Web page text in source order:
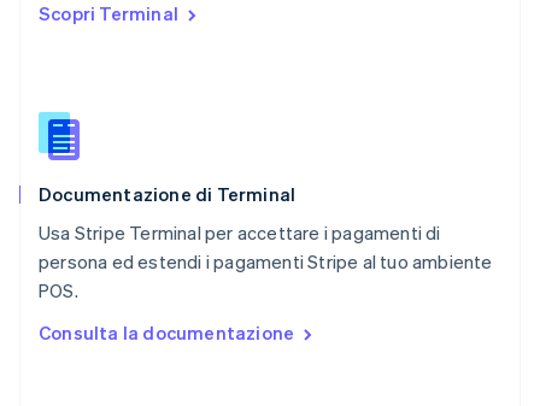
Scopri Terminal
Documentazione di Terminal
Usa Stripe Terminal per accettare i pagamenti di
persona ed estendi i pagamenti Stripe al tuo ambiente
POS.
Consulta la documentazione
Repubblica Ceca
Singapore
English
English
Slovenia
English
Spagna
Español
English Español简体中文